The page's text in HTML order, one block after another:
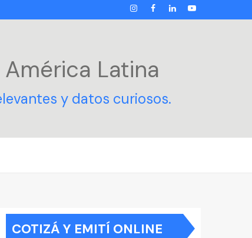
INSTAGRAM
FACEBOOK
LINKEDIN
YOUTUBE
Latina
y datos curiosos.
COTIZÁ Y EMITÍ ONLINE